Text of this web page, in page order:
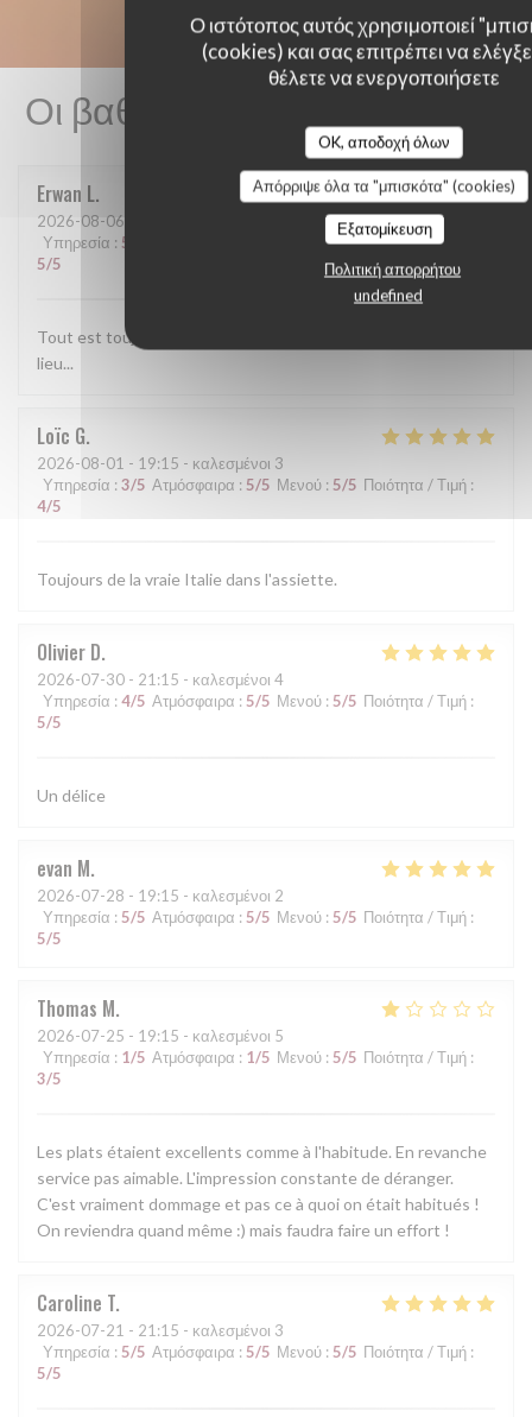
Ο ιστότοπος αυτός χρησιμοποιεί
(cookies) και σας επιτρέπει να
θέλετε να ενεργοποιήσετε
OK, αποδοχή όλων
Απόρριψε όλα τα "μπισκότα" (cookies)
Εξατομίκευση
Πολιτική απορρήτου
undefined
Οι βαθμολογίες πελατών μας
Erwan L
2026-08-06
Υπηρεσία : 5 :5/5 Ποιότητα / Τιμή
5/5
Tout est toujours parfait. l'accueil et le service, les plats, le
lieu...
Loïc G
2026-08-01 - 19:15 - καλεσμένοι 3
Υπηρεσία : 3/5 Ατμόσφαιρα : 5/5 Μενού : 5/5 Ποιότητα / Τιμή :
4/5
Toujours de la vraie Italie dans l'assiette.
Olivier D
2026-07-30 - 21:15 - καλεσμένοι 4
Υπηρεσία : 4/5 Ατμόσφαιρα : 5/5 Μενού : 5/5 Ποιότητα / Τιμή :
5/5
Un délice
evan M
2026-07-28 - 19:15 - καλεσμένοι 2
Υπηρεσία : 5/5 Ατμόσφαιρα : 5/5 Μενού : 5/5 Ποιότητα / Τιμή :
5/5
Thomas M
2026-07-25 - 19:15 - καλεσμένοι 5
Υπηρεσία : 1/5 Ατμόσφαιρα : 1/5 Μενού : 5/5 Ποιότητα / Τιμή :
3/5
Les plats étaient excellents comme à l'habitude. En revanche
service pas aimable. L'impression constante de déranger.
C'est vraiment dommage et pas ce à quoi on était habitués !
On reviendra quand même :) mais faudra faire un effort !
Caroline T
2026-07-21 - 21:15 - καλεσμένοι 3
Υπηρεσία : 5/5 Ατμόσφαιρα : 5/5 Μενού : 5/5 Ποιότητα / Τιμή :
5/5